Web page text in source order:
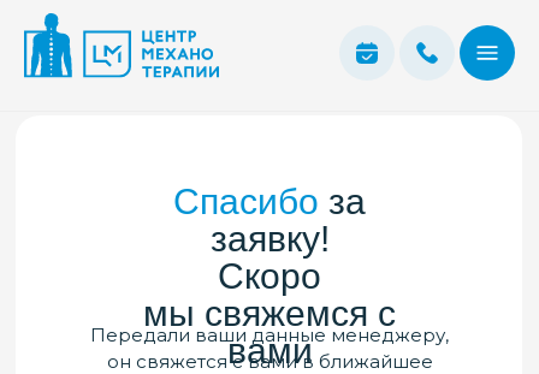
Передали ваши данные менеджеру,
он свяжется с вами в ближайшее
Спасибо за
заявку!
Скоро
мы свяжемся с
вами